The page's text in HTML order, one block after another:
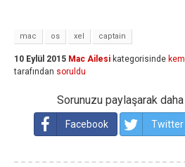
mac os xel captain
10 Eylül 2015 Mac Ailesi kategorisinde
tarafından soruldu
Sorunuzu paylaşarak daha
Facebook Twitter